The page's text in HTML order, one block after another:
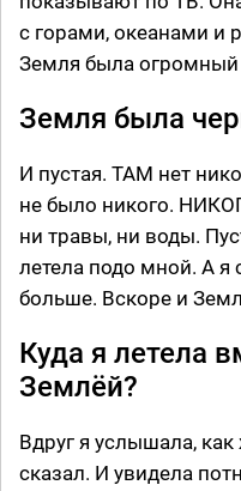
с горами, океанами и
Земля была
Земля была
И пустая. ТАМ нет
не было никого.
ни травы, ни воды.
летела подо мной. А я
больше. Вскоре и
Куда я летела
Землёй?
Вдруг я услышала,
сказал. И увидела